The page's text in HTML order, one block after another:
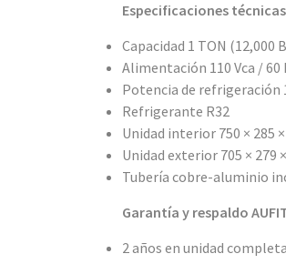
Especificaciones técnicas
Capacidad 1 TON (12,000
Alimentación 110 Vca / 60
Potencia de refrigeración
Refrigerante R32
Unidad interior 750 × 285
Unidad exterior 705 × 279
Tubería cobre-aluminio
Garantía y respaldo
2 años en unidad completa